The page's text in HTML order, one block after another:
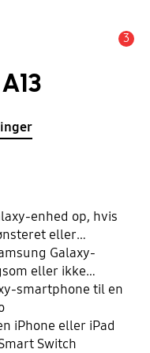
3
enhed op, hvis
eller
Galaxy-
eller ikke
smartphone til en
iPhone eller iPad
Switch